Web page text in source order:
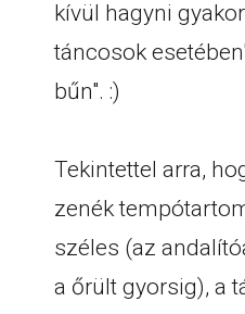
kívül hagyni
táncosok
bűn". :)
Tekintettel arra,
zenék
széles (az
a őrült gyorsig), a